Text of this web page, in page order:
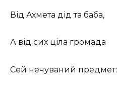
Від Ахмета дід та баба,
А від сих ціла громада
Сей нечуваний предмет: